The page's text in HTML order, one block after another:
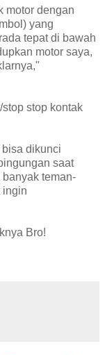
motor dengan
yang
tepat di bawah
motor saya,
stop kontak
dikunci
saat
teman-
ingin
Bro!